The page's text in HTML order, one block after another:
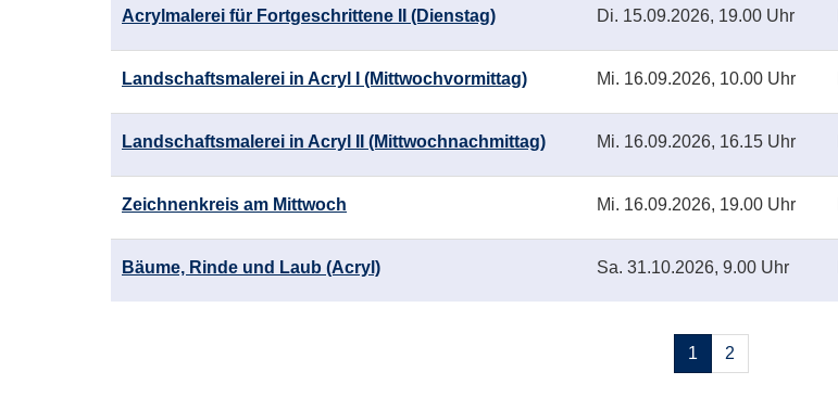
Acrylmalerei für Fortgeschrittene II (Dienstag) Di. 15.09.2026, 19.00 Uhr
Landschaftsmalerei in Acryl I (Mittwochvormittag) Mi. 16.09.2026, 10.00 Uhr
Landschaftsmalerei in Acryl II (Mittwochnachmittag) Mi. 16.09.2026, 16.15 Uhr
Zeichnenkreis am Mittwoch Mi. 16.09.2026, 19.00 Uhr
Bäume, Rinde und Laub (Acryl) Sa. 31.10.2026, 9.00 Uhr
Seiten
blättern
1 2